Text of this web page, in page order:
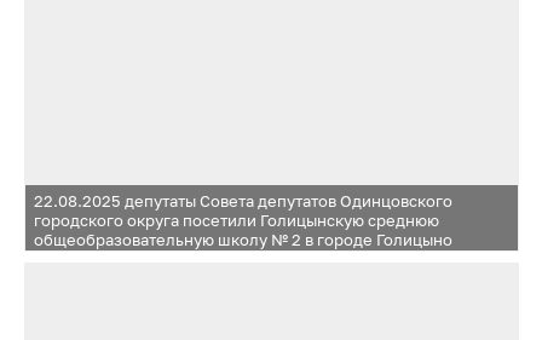
22.08.2025 депутаты Совета депутатов Одинцовского
городского округа посетили Голицынскую среднюю
общеобразовательную школу № 2 в городе Голицыно